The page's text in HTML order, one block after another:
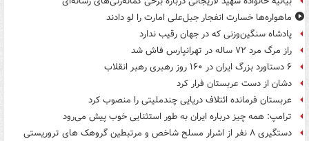
ماهواره‌ها خسارت انفجار جبل‌علی امارت را لو دادند
پادشاه سنگین‌وزنی که در جهان رقیب ندارد
راز مرگ مرد ۷۲ ساله در تهرانپارس فاش شد
۶ دستاورد بزرگ ایران در ۱۶۰ روز رهبری رهبر انقلاب
دشان از دست عربستان فرار کرد
عربستان فرمانده ائتلاف دریایی چندملیتی را منصوب کرد
ترامپ: همه چیز درباره ایران به طور استثنایی خوب پیش می‌رود
دستگیری ۸ نفر از اشرار مسلح شاخص و مرتبطین گروهک های تروریستی